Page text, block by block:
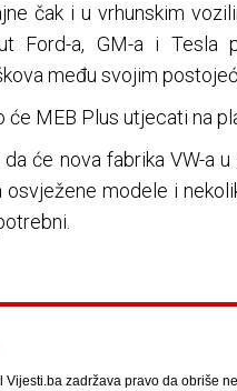
čak i u vrhunskim
Ford-a, GM-a i Tesla
među svojim
će MEB Plus utjecati na
će nova fabrika VW-a
osvježene modele i
Vijesti.ba zadržava pravo da obriše